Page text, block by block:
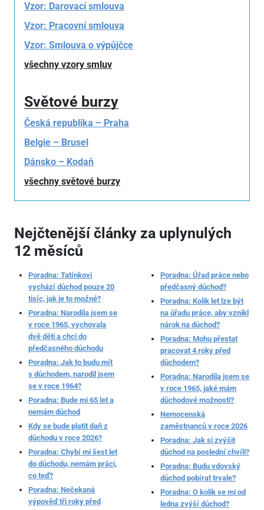
Vzor: Darovací smlouva
Vzor: Pracovní smlouva
Vzor: Smlouva o výpůjčce
všechny vzory smluv
Světové burzy
Česká republika – Praha
Belgie – Brusel
Dánsko – Kodaň
všechny světové burzy
Nejčtenější články za uplynulých
12 měsíců
Poradna: Tatínkovi
vychází důchod pouze 20
tisíc, jak je to možné?
Poradna: Narodila jsem se
v roce 1965, vychovala
dvě děti a chci do
předčasného důchodu
Poradna: Jak to budu mít
s důchodem, narodil jsem
se v roce 1964?
Poradna: Bude mi 65 let a
nemám důchod
Kdy se bude platit daň z
důchodu v roce 2026?
Poradna: Chybí mi šest let
do důchodu, nemám práci,
co teď?
Poradna: Nečekaná
výpověď tři roky před
Poradna: Úřad práce nebo
předčasný důchod?
Poradna: Kolik let lze být
na úřadu práce, aby vznikl
nárok na důchod?
Poradna: Mohu přestat
pracovat 4 roky před
důchodem?
Poradna: Narodila jsem se
v roce 1965, jaké mám
důchodové možnosti?
Nemocenská
zaměstnanců v roce 2026
Poradna: Jak si zvýšit
důchod na poslední chvíli?
Poradna: Budu vdovský
důchod pobírat trvale?
Poradna: O kolik se mi od
ledna zvýší důchod?